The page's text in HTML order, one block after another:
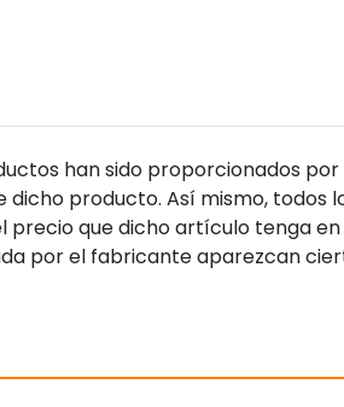
han sido proporcionados
producto. Así mismo, todos
precio que dicho artículo tenga
por el fabricante aparezcan